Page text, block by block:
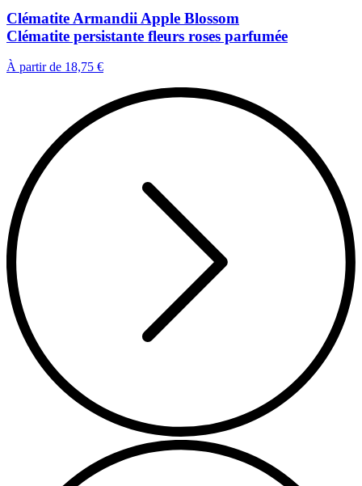
Clématite Armandii Apple Blossom
Clématite persistante fleurs roses parfumée
À partir de 18,75 €